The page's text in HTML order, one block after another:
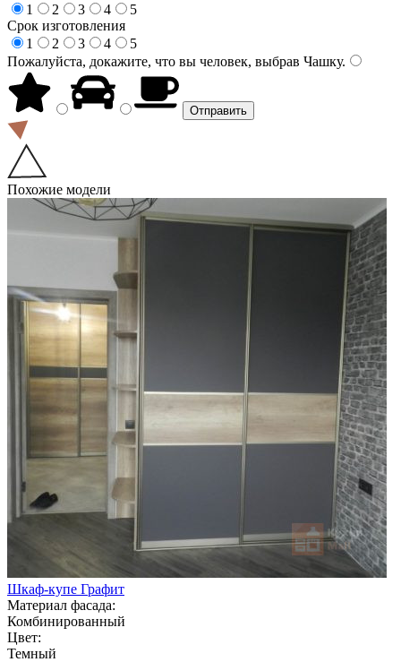
1
2 3 4
5
Срок изготовления
1
2 3 4
5
Пожалуйста, докажите, что вы человек, выбрав Чашку.
Похожие модели
Шкаф-купе Графит
Материал фасада:
Комбинированный
Цвет:
Темный